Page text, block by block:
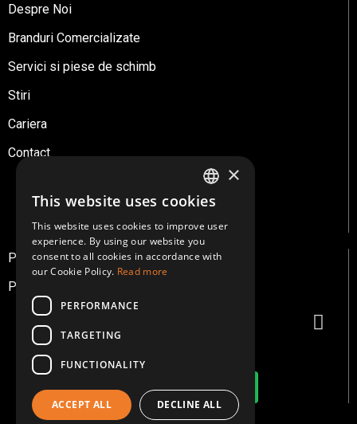
Despre Noi
Branduri Comercializate
Servici si piese de schimb
Stiri
Cariera
Contact
Protectia Cookie
Politica de Confidentialitate
ROMANIAN
ENGLISH
GERMAN
×
This website uses cookies
This website uses cookies to improve user
experience. By using our website you
consent to all cookies in accordance with
our Cookie Policy. Read more
PERFORMANCE
TARGETING
FUNCTIONALITY
ACCEPT ALL DECLINE ALL